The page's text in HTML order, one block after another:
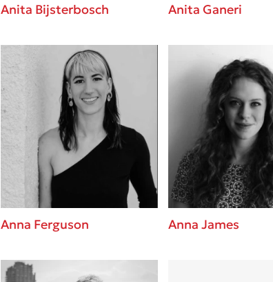
Anita Bijsterbosch Anita Ganeri
Anna Ferguson Anna James